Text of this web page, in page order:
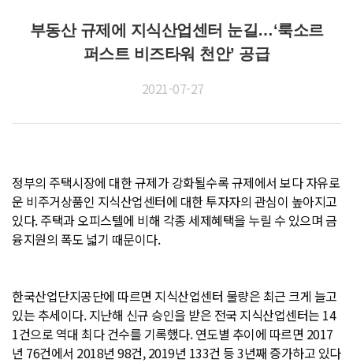
부동산 규제에 지식산업센터 눈길…‘룩소르
퍼스트 비즈타워 천안’ 공급
2021-07-27
정부의 주택시장에 대한 규제가 강화될수록 규제에서 보다 자유로
운 비주거상품인 지식산업센터에 대한 투자자의 관심이 높아지고
있다. 주택과 오피스텔에 비해 각종 세제혜택을 누릴 수 있으며 금
융지원의 폭도 넓기 때문이다.
한국산업단지공단에 따르면 지식산업센터 물량은 최근 크게 늘고
있는 추세이다. 지난해 신규 승인을 받은 전국 지식산업센터는 14
1건으로 역대 최다 건수를 기록했다. 연도별 추이에 따르면 2017
년 76건에서 2018년 98건, 2019년 133건 등 3년째 증가하고 있다